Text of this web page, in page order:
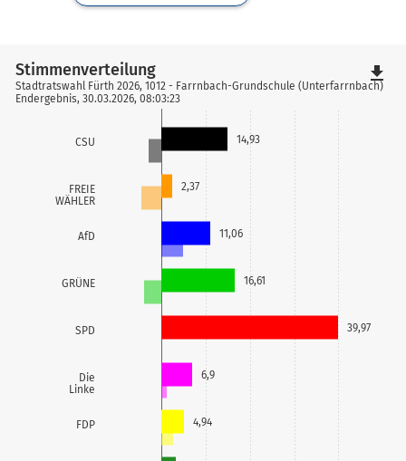
CSU
FREIE
WÄHLER
AfD
GRÜNE
SPD
Die
Linke
FDP
14,93
2,37
11,06
16,61
39,97
6,9
4,94
Stimmenverteilung
Stadtratswahl Fürth 2026, 1012 - Farrnbach-Grundschule (Unterfarrnbach)
Endergebnis, 30.03.2026, 08:03:23
file_download